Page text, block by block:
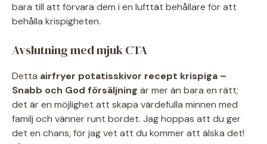
bara till att förvara dem i en lufttät behållare för att
behålla krispigheten.
Avslutning med mjuk CTA
Detta airfryer potatisskivor recept krispiga –
Snabb och God försäljning är mer än bara en rätt;
det är en möjlighet att skapa värdefulla minnen med
familj och vänner runt bordet. Jag hoppas att du ger
det en chans, för jag vet att du kommer att älska det!